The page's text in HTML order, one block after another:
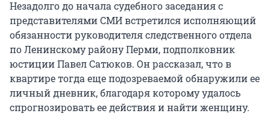
Незадолго до начала судебного заседания с
представителями СМИ встретился исполняющий
обязанности руководителя следственного отдела
по Ленинскому району Перми, подполковник
юстиции Павел Сатюков. Он рассказал, что в
квартире тогда еще подозреваемой обнаружили ее
личный дневник, благодаря которому удалось
спрогнозировать ее действия и найти женщину.